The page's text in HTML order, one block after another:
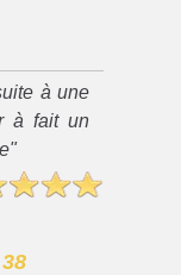
à une
à fait un